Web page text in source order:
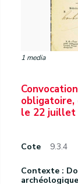
1 media
obligatoire,
le 22 juillet
Cote 9.3.4
Contexte :